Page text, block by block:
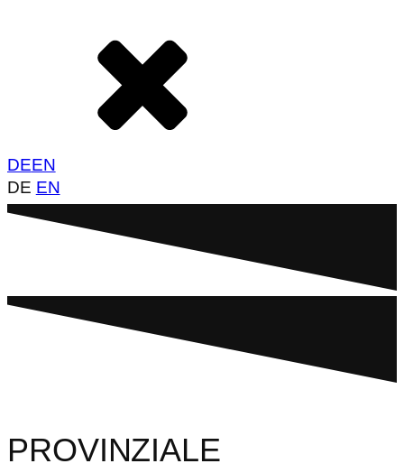
DEEN
DE EN
PROVINZIALE